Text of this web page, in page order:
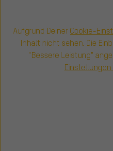
Aufgrund Deiner Cookie-
Inhalt nicht sehen. Die
"Bessere Leistung"